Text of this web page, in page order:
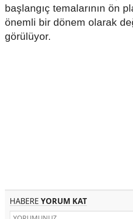
başlangıç temalarının ön
önemli bir dönem olarak
görülüyor.
HABERE YORUM KAT